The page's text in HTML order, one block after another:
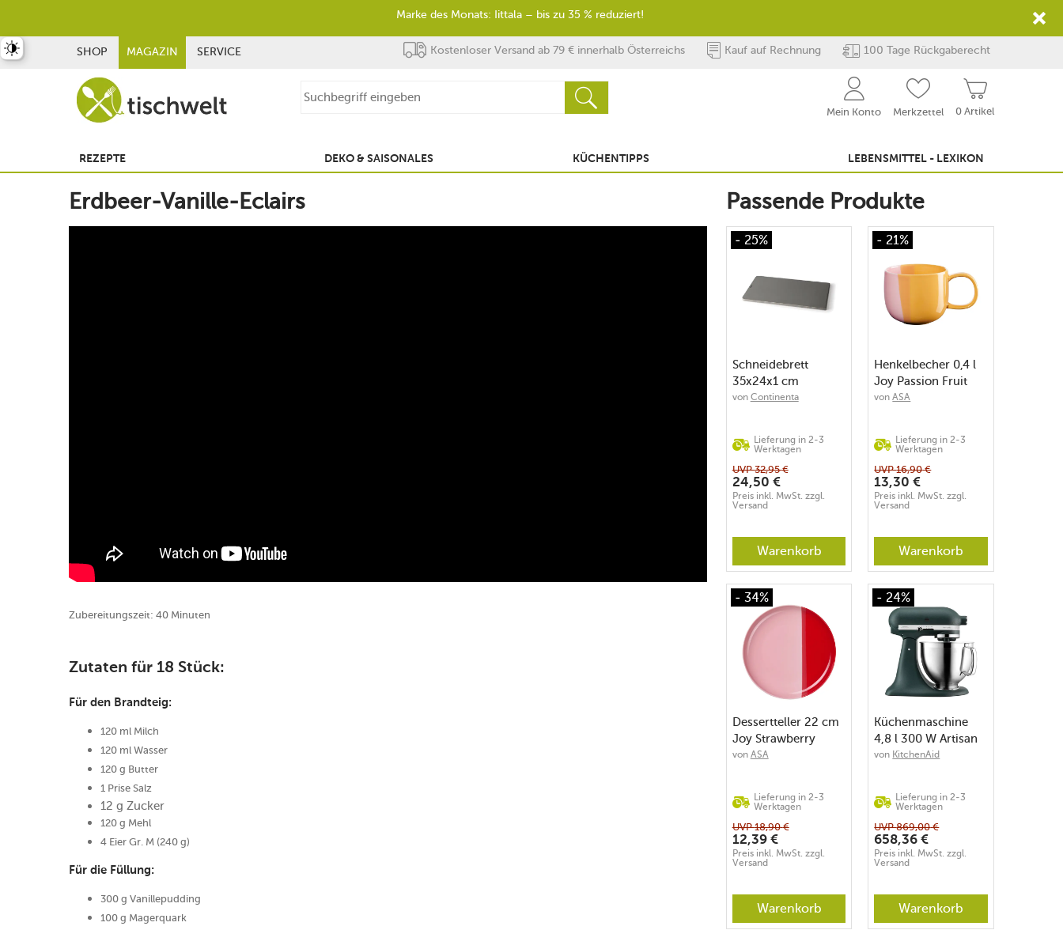
SHOP MAGAZIN SERVICE Kostenloser Versand ab 79 € innerhalb Österreichs Kauf auf Rechnung 100 Tage Rückgaberecht
0 Artikel
Mein Konto Merkzettel
REZEPTE DEKO & SAISONALES KÜCHENTIPPS LEBENSMITTEL - LEXIKON
Erdbeer-Vanille-Eclairs
Zubereitungszeit: 40 Minuten
Zutaten für 18 Stück:
Für den Brandteig:
120 ml Milch
120 ml Wasser
120 g Butter
1 Prise Salz
12 g Zucker
120 g Mehl
4 Eier Gr. M (240 g)
Für die Füllung:
300 g Vanillepudding
100 g Magerquark
Passende Produkte
- 25%
Schneidebrett
35x24x1 cm
Duracore grau
von Continenta
Lieferung in 2-3
Werktagen
UVP32,95 €
24,50 €
Preis inkl. MwSt. zzgl.
Versand
Warenkorb
- 21%
Henkelbecher 0,4 l
Joy Passion Fruit
Smoothie
vonASA
Lieferung in 2-3
Werktagen
UVP16,90 €
13,30 €
Preis inkl. MwSt. zzgl.
Versand
Warenkorb
- 34%
Dessertteller 22 cm
Joy Strawberry
Smoothie
von ASA
Lieferung in 2-3
Werktagen
UVP18,90 €
12,39 €
Preis inkl. MwSt. zzgl.
Versand
Warenkorb
- 24%
Küchenmaschine
4,8 l 300 W Artisan
Premium Pebbled
von KitchenAid
Lieferung in 2-3
Werktagen
UVP869,00 €
658,36 €
Preis inkl. MwSt. zzgl.
Versand
Warenkorb
umschalten
Marke des Monats: Iittala – bis zu 35 % reduziert!